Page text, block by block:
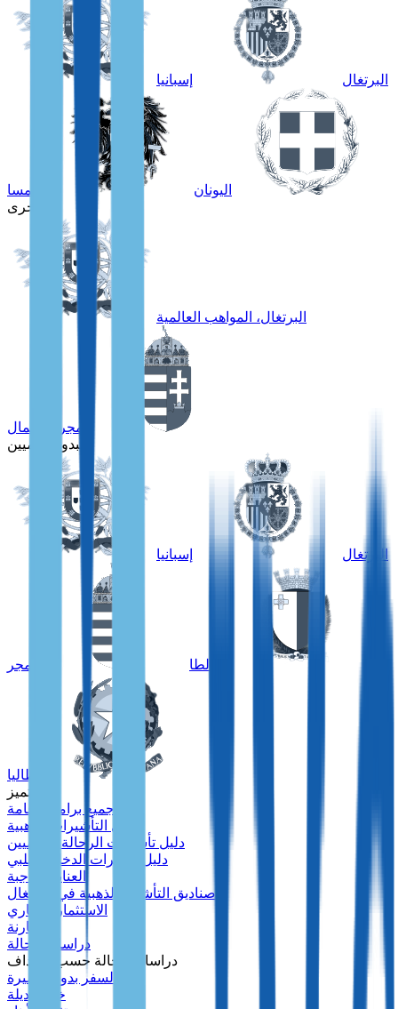
البرتغال إسبانيا
اليونان
النمسا
أخرى
البرتغال، المواهب العالمية
المجر، الأعمال
للبدو الرقميين
البرتغال إسبانيا
مالطا المجر
إيطاليا
متميز
جميع برامج الإقامة
دليل التأشيرات الذهبية
دليل تأشيرات الرحالة الرقميين
دليل تأشيرات الدخل السلبي
العناية الواجبة
صناديق التأشيرة الذهبية في البرتغال
الاستثمار العقاري
مقارنة
دراسات الحالة
دراسات الحالة حسب الأهداف
السفر بدون تأشيرة
خطة بديلة